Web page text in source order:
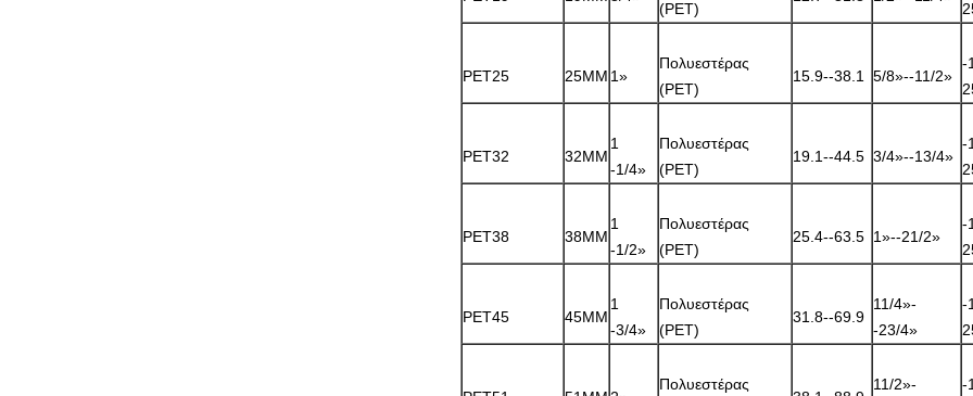
(PET)
PET25 25MM 1»
Πολυεστέρας
(PET)
15.9--38.1 5/8»--11/2»
-
PET32 32MM
1
-1/4»
Πολυεστέρας
(PET)
19.1--44.5 3/4»--13/4»
-
PET38 38MM
1
-1/2»
Πολυεστέρας
(PET)
25.4--63.5 1»--21/2»
-
PET45 45MM
1
-3/4»
Πολυεστέρας
(PET)
31.8--69.9
11/4»-
-23/4»
-
Πολυεστέρας
11/2»-
-